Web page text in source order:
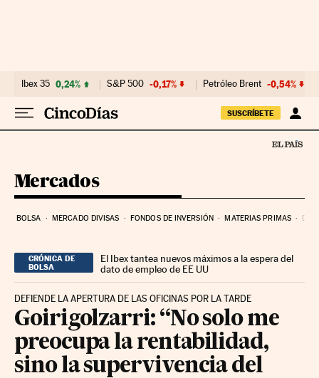
Ibex 35 0,24% S&P 500 -0,17% Petróleo Brent -0,54%
SUSCRÍBETE
Mercados
BOLSA MERCADO DIVISAS FONDOS DE INVERSIÓN MATERIAS PRIMAS
CRÓNICA DE
BOLSA
El Ibex tantea nuevos máximos a la espera del
dato de empleo de EE UU
DEFIENDE LA APERTURA DE LAS OFICINAS POR LA TARDE
Goirigolzarri: “No solo me
preocupa la rentabilidad,
sino la supervivencia del